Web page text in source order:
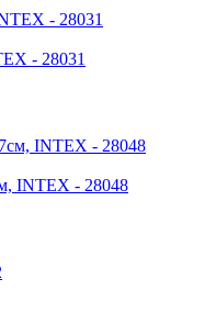
- 28031
INTEX - 28048